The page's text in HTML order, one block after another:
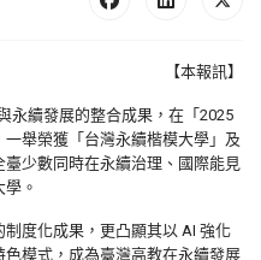
【本報訊】
永續發展的整合成果，在「2025
舉榮獲「台灣永續楷模大學」及
少數同時在永續治理、國際能見
。
度化成果，更凸顯其以 AI 強化
模式，成為臺灣高教在永續發展